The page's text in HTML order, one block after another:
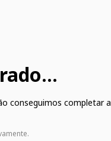
conseguimos completar a